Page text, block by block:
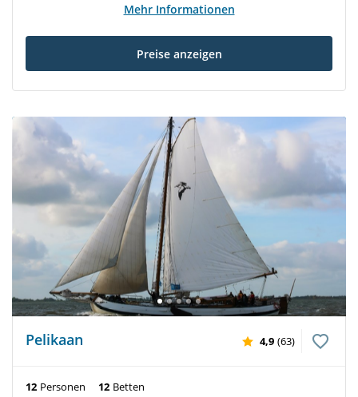
Mehr Informationen
Preise anzeigen
Pelikaan 4,9 (63)
12 Personen 12 Betten